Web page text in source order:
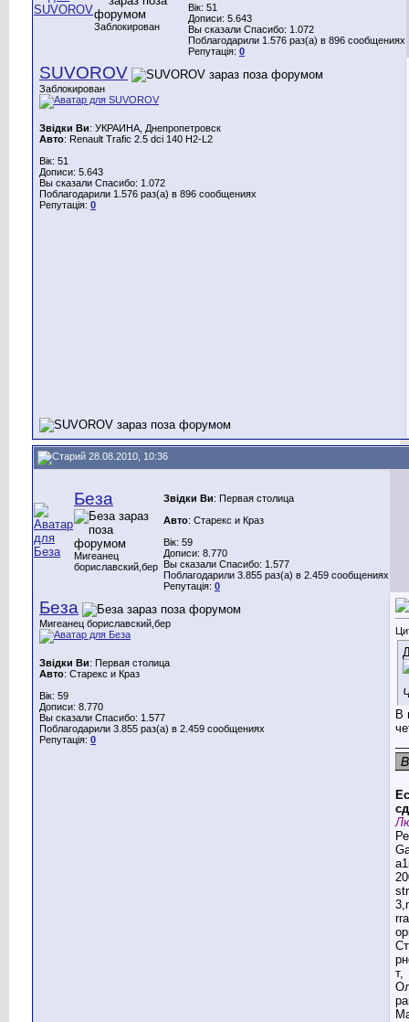
Заблокирован
Вік: 51
Дописи: 5.643
Вы сказали Спасибо: 1.072
Поблагодарили 1.576 раз(а) в 896 сообщениях
Репутація: 0
SUVOROV
Заблокирован
Звідки Ви: УКРАИНА, Днепропетровск
Авто: Renault Trafic 2.5 dci 140 H2-L2
Вік: 51
Дописи: 5.643
Вы сказали Спасибо: 1.072
Поблагодарили 1.576 раз(а) в 896 сообщениях
Репутація: 0
28.08.2010, 10:36
Беза
Мигеанец
бориславский,бер
Звідки Ви: Первая столица
Авто: Старекс и Краз
Вік: 59
Дописи: 8.770
Вы сказали Спасибо: 1.577
Поблагодарили 3.855 раз(а) в 2.459 сообщениях
Репутація: 0
Беза
Мигеанец бориславский,бер
Звідки Ви: Первая столица
Авто: Старекс и Краз
Вік: 59
Дописи: 8.770
Вы сказали Спасибо: 1.577
Поблагодарили 3.855 раз(а) в 2.459 сообщениях
Репутація: 0
В
т,